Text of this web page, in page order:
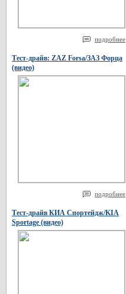
подробнее
Тест-драйв: ZAZ Forsa/ЗАЗ Форца
(видео)
подробнее
Тест-драйв КИА Спортейдж/KIA
Sportage (видео)